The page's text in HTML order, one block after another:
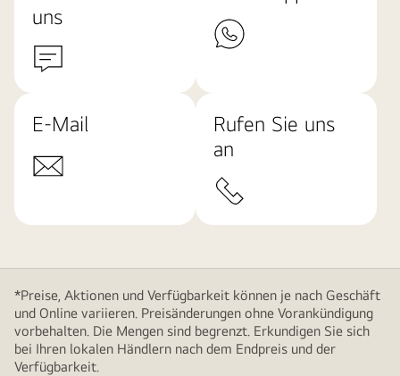
uns
E-Mail
Rufen Sie uns
an
*Preise, Aktionen und Verfügbarkeit können je nach Geschäft
und Online variieren. Preisänderungen ohne Vorankündigung
vorbehalten. Die Mengen sind begrenzt. Erkundigen Sie sich
bei Ihren lokalen Händlern nach dem Endpreis und der
Verfügbarkeit.